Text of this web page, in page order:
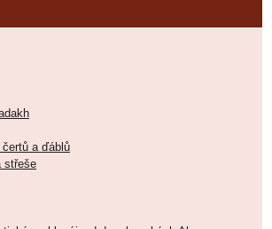
čertů a ďáblů
střeše